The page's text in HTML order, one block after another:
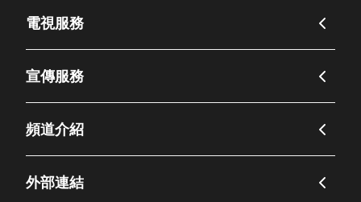
電視服務
宣傳服務
頻道介紹
外部連結